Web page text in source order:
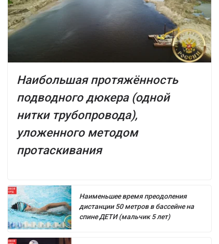
Наибольшая протяжённость
подводного дюкера (одной
нитки трубопровода),
уложенного методом
протаскивания
Наименьшее время преодоления
дистанции 50 метров в бассейне на
спине ДЕТИ (мальчик 5 лет)